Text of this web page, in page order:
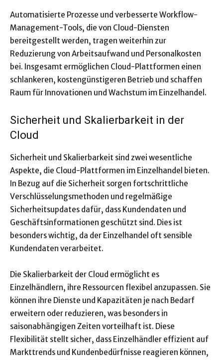
Automatisierte Prozesse und verbesserte Workflow-
Management-Tools, die von Cloud-Diensten
bereitgestellt werden, tragen weiterhin zur
Reduzierung von Arbeitsaufwand und Personalkosten
bei. Insgesamt ermöglichen Cloud-Plattformen einen
schlankeren, kostengünstigeren Betrieb und schaffen
Raum für Innovationen und Wachstum im Einzelhandel.
Sicherheit und Skalierbarkeit in der
Cloud
Sicherheit und Skalierbarkeit sind zwei wesentliche
Aspekte, die Cloud-Plattformen im Einzelhandel bieten.
In Bezug auf die Sicherheit sorgen fortschrittliche
Verschlüsselungsmethoden und regelmäßige
Sicherheitsupdates dafür, dass Kundendaten und
Geschäftsinformationen geschützt sind. Dies ist
besonders wichtig, da der Einzelhandel oft sensible
Kundendaten verarbeitet.
Die Skalierbarkeit der Cloud ermöglicht es
Einzelhändlern, ihre Ressourcen flexibel anzupassen. Sie
können ihre Dienste und Kapazitäten je nach Bedarf
erweitern oder reduzieren, was besonders in
saisonabhängigen Zeiten vorteilhaft ist. Diese
Flexibilität stellt sicher, dass Einzelhändler effizient auf
Markttrends und Kundenbedürfnisse reagieren können,